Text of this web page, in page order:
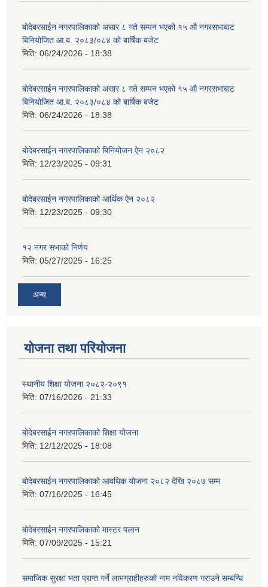
बोदेबरसाईन नगरपालिकाको असार ८ गते सम्पन भएको १५ ‍‍‍औ नगरसभाबाट
बिनियोजित आ.ब. २०८३/०८४ को बार्षिक बजेट
मिति: 06/24/2026 - 18:38
बोदेबरसाईन नगरपालिकाको असार ८ गते सम्पन भएको १५ ‍‍‍औ नगरसभाबाट
बिनियोजित आ.ब. २०८३/०८४ को बार्षिक बजेट
मिति: 06/24/2026 - 18:38
बोदेबरसाईन नगरपालिकाको बिनियोजन ऐन २०८२
मिति: 12/23/2025 - 09:31
बोदेबरसाईन नगरपालिकाको आर्थिक ऐन २०८२
मिति: 12/23/2025 - 09:30
१२ नगर सभाको निर्णय
मिति: 05/27/2025 - 16:25
अन्य
योजना तथा परियोजना
स्थानीय शिक्षा योजना २०८२-२०९१
मिति: 07/16/2026 - 21:33
बोदेबरसाईन नगरपालिकाको शिक्षा योजना
मिति: 12/12/2025 - 18:08
बोदेबरसाईन नगरपालिकाको आवधिक योजना २०८२ देखि २०८७ सम्म
मिति: 07/16/2025 - 16:45
बोदेबरसाईन नगरपालिकाको मास्टर पलान
मिति: 07/09/2025 - 15:21
समाजिक सुरक्षा भता प्राप्त गर्ने लाभग्राहीहरुको नाम नविकरण गराउने सम्बन्धि